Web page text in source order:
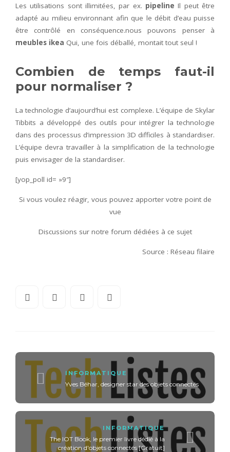
Les utilisations sont illimitées, par ex. pipeline Il peut être
adapté au milieu environnant afin que le débit d’eau puisse
être contrôlé en conséquence.nous pouvons penser à
meubles ikea Qui, une fois déballé, montait tout seul !
Combien de temps faut-il
pour normaliser ?
La technologie d’aujourd’hui est complexe. L’équipe de Skylar
Tibbits a développé des outils pour intégrer la technologie
dans des processus d’impression 3D difficiles à standardiser.
L’équipe devra travailler à la simplification de la technologie
puis envisager de la standardiser.
[yop_poll id= »9″]
Si vous voulez réagir, vous pouvez apporter votre point de
vue
Discussions sur notre forum dédiées à ce sujet
Source : Réseau filaire
INFORMATIQUE
Yves Béhar, designer star des objets connectés
INFORMATIQUE
The IOT Book, le premier livre dédié à la
création d'objets connectés [Gratuit]